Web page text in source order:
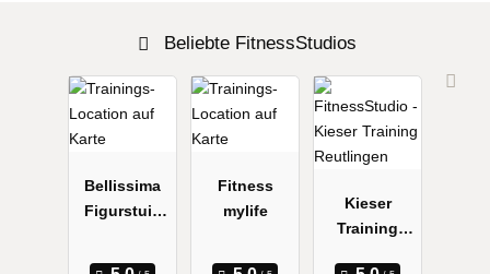
Beliebte FitnessStudios
Bellissima
Figurstuio
Fitness
mylife
Kieser
Training